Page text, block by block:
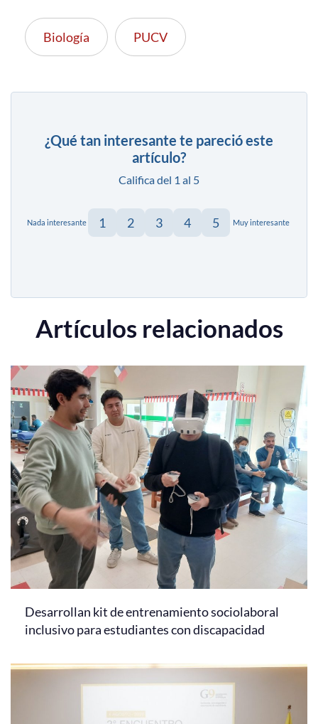
Biología PUCV
¿Qué tan interesante te pareció este
artículo?
Califica del 1 al 5
Nada interesante 1 2 3 4 5 Muy interesante
Artículos relacionados
Desarrollan kit de entrenamiento sociolaboral
inclusivo para estudiantes con discapacidad